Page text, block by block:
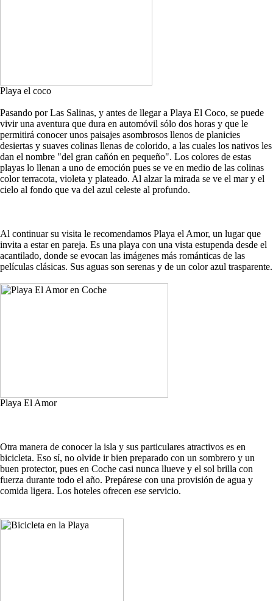
Playa el coco
Pasando por Las Salinas, y antes de llegar a Playa El Coco, se puede
vivir una aventura que dura en automóvil sólo dos horas y que le
permitirá conocer unos paisajes asombrosos llenos de planicies
desiertas y suaves colinas llenas de colorido, a las cuales los nativos les
dan el nombre "del gran cañón en pequeño". Los colores de estas
playas lo llenan a uno de emoción pues se ve en medio de las colinas
color terracota, violeta y plateado. Al alzar la mirada se ve el mar y el
cielo al fondo que va del azul celeste al profundo.
Al continuar su visita le recomendamos Playa el Amor, un lugar que
invita a estar en pareja. Es una playa con una vista estupenda desde el
acantilado, donde se evocan las imágenes más románticas de las
películas clásicas. Sus aguas son serenas y de un color azul trasparente.
Playa El Amor
Otra manera de conocer la isla y sus particulares atractivos es en
bicicleta. Eso sí, no olvide ir bien preparado con un sombrero y un
buen protector, pues en Coche casi nunca llueve y el sol brilla con
fuerza durante todo el año. Prepárese con una provisión de agua y
comida ligera. Los hoteles ofrecen ese servicio.